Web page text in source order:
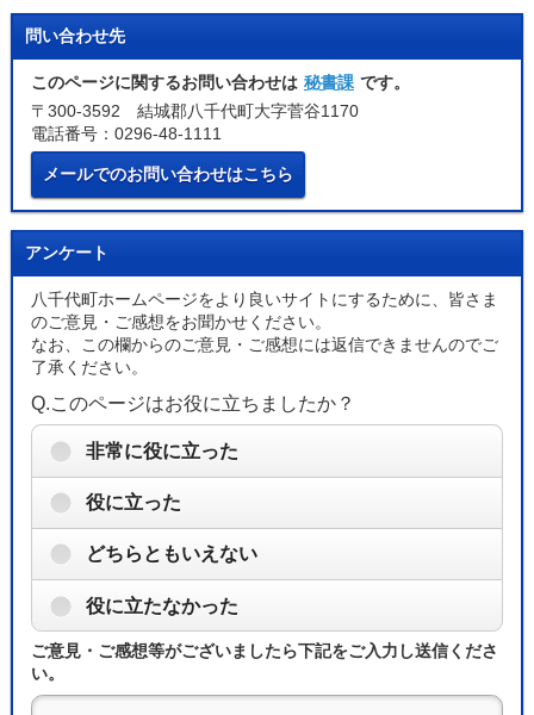
問い合わせ先
このページに関するお問い合わせは 秘書課 です。
〒300-3592 結城郡八千代町大字菅谷1170
電話番号：0296-48-1111
メールでのお問い合わせはこちら
アンケート
八千代町ホームページをより良いサイトにするために、皆さま
のご意見・ご感想をお聞かせください。
なお、この欄からのご意見・ご感想には返信できませんのでご
了承ください。
Q.このページはお役に立ちましたか？
非常に役に立った
役に立った
どちらともいえない
役に立たなかった
ご意見・ご感想等がございましたら下記をご入力し送信くださ
い。